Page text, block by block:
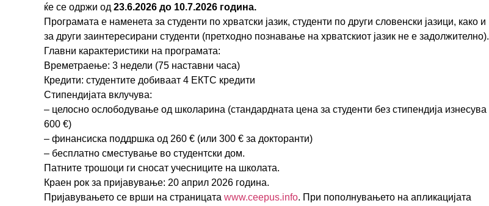
ќе се одржи од 23.6.2026 до 10.7.2026 година.
Програмата е наменета за студенти по хрватски јазик, студенти по други словенски јазици, како и
за други заинтересирани студенти (претходно познавање на хрватскиот јазик не е задолжително).
Главни карактеристики на програмата:
Времетраење: 3 недели (75 наставни часа)
Кредити: студентите добиваат 4 ЕКТС кредити
Стипендијата вклучува:
– целосно ослободување од школарина (стандардната цена за студенти без стипендија изнесува
600 €)
– финансиска поддршка од 260 € (или 300 € за докторанти)
– бесплатно сместување во студентски дом.
Патните трошоци ги сносат учесниците на школата.
Краен рок за пријавување: 20 април 2026 година.
Пријавувањето се врши на страницата www.ceepus.info. При пополнувањето на апликацијата